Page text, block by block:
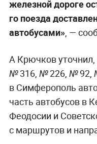
железной дороге
го поезда
автобусами», —
А Крючков
№ 316, № 226, № 92,
в Симферополь
часть автобусов в
Феодосии и
с маршрутов и